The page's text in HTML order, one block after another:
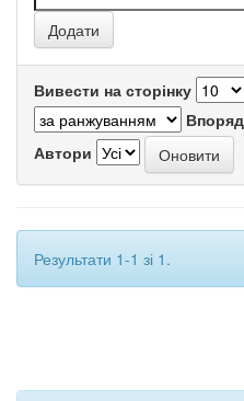
Вивести на сторінку
Автори
Результати 1-1 зі 1.